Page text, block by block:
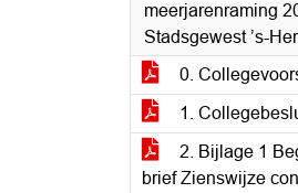
meerjarenraming
Stadsgewest ’s-
0.
1.
2. Bijlage 1
brief Zienswijze